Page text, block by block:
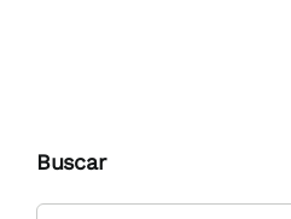
Buscar